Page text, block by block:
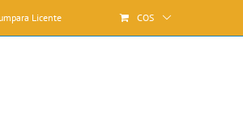
Licente COS